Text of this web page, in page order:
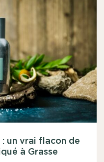
un vrai flacon de
à Grasse